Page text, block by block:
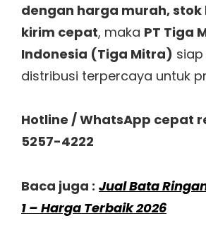
dengan harga murah, stok
kirim cepat, maka PT Tiga
Indonesia (Tiga Mitra)
distribusi terpercaya untuk
Hotline / WhatsApp cepat
5257-4222
Baca juga : Jual Bata
1 – Harga Terbaik 2026